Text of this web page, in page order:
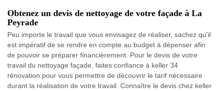
Obtenez un devis de nettoyage de votre façade à La
Peyrade
Peu importe le travail que vous envisagez de réaliser, sachez qu'il
est impératif de se rendre en compte au budget à dépenser afin
de pouvoir se préparer financièrement. Pour le devis de votre
travail du nettoyage façade, faites confiance à keller 34
rénovation pour vous permettre de découvrir le tarif nécessaire
durant la réalisation de votre travail. Connaître le devis chez keller